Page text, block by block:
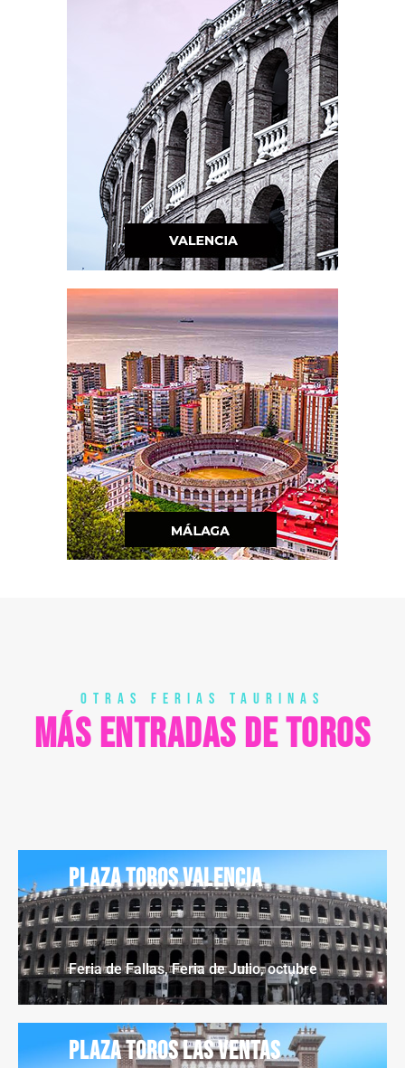
OTRAS FERIAS TAURINAS
MÁS ENTRADAS DE TOROS
Plaza toros Valencia
Feria de Fallas, Feria de Julio, octubre
Plaza toros Las Ventas